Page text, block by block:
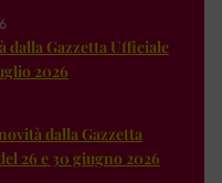
dalla Gazzetta Ufficiale
2026
dalla Gazzetta
26 e 30 giugno 2026